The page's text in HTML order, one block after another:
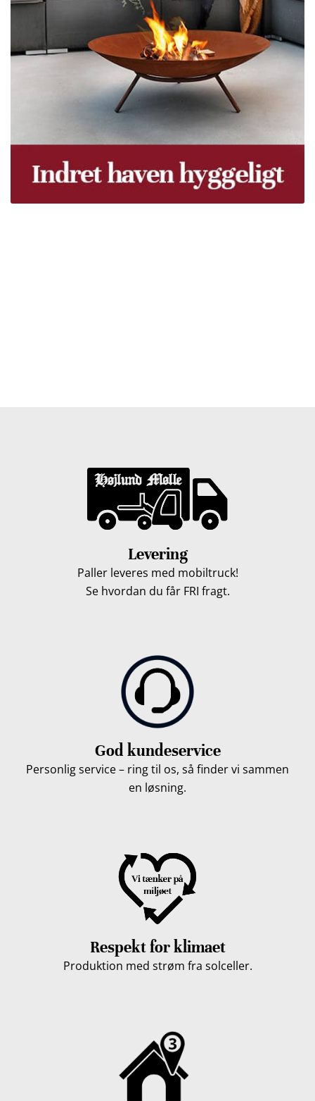
Levering
Paller leveres med mobiltruck!
Se hvordan du får FRI fragt.
God kundeservice
Personlig service – ring til os, så finder vi sammen
en løsning.
Respekt for klimaet
Produktion med strøm fra solceller.